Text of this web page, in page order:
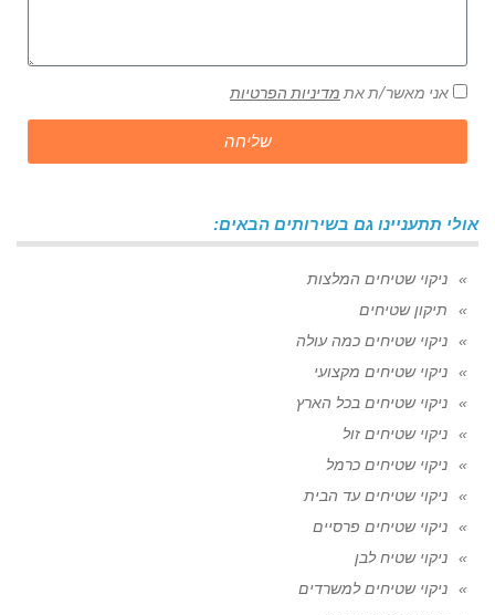
אני מאשר/ת את מדיניות הפרטיות
שליחה
אולי תתעניינו גם בשירותים הבאים:
ניקוי שטיחים המלצות
תיקון שטיחים
ניקוי שטיחים כמה עולה
ניקוי שטיחים מקצועי
ניקוי שטיחים בכל הארץ
ניקוי שטיחים זול
ניקוי שטיחים כרמל
ניקוי שטיחים עד הבית
ניקוי שטיחים פרסיים
ניקוי שטיח לבן
ניקוי שטיחים למשרדים